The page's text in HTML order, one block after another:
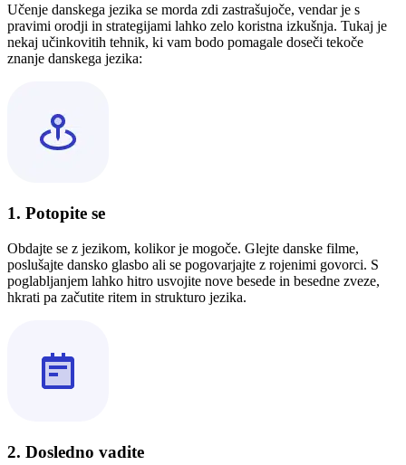
Učenje danskega jezika se morda zdi zastrašujoče, vendar je s
pravimi orodji in strategijami lahko zelo koristna izkušnja. Tukaj je
nekaj učinkovitih tehnik, ki vam bodo pomagale doseči tekoče
znanje danskega jezika:
1. Potopite se
Obdajte se z jezikom, kolikor je mogoče. Glejte danske filme,
poslušajte dansko glasbo ali se pogovarjajte z rojenimi govorci. S
poglabljanjem lahko hitro usvojite nove besede in besedne zveze,
hkrati pa začutite ritem in strukturo jezika.
2. Dosledno vadite